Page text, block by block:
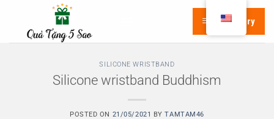
content
Category
SILICONE WRISTBAND
Silicone wristband Buddhism
POSTED ON 21/05/2021 BYTAMTAM46